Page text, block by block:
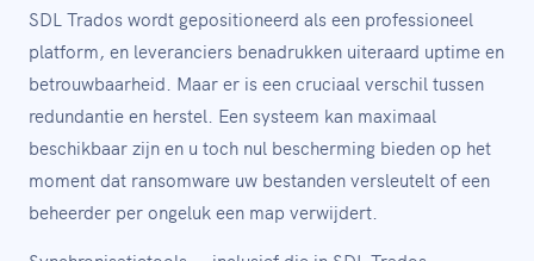
SDL Trados wordt gepositioneerd als een professioneel
platform, en leveranciers benadrukken uiteraard uptime en
betrouwbaarheid. Maar er is een cruciaal verschil tussen
redundantie en herstel. Een systeem kan maximaal
beschikbaar zijn en u toch nul bescherming bieden op het
moment dat ransomware uw bestanden versleutelt of een
beheerder per ongeluk een map verwijdert.